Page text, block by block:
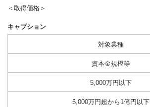
＜取得価格＞
キャプション
対象業種
資本金規模等
5,000万円以下
5,000万円超から1億円以下